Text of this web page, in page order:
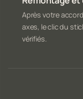
Après votre
axes, le clic du
vérifiés.